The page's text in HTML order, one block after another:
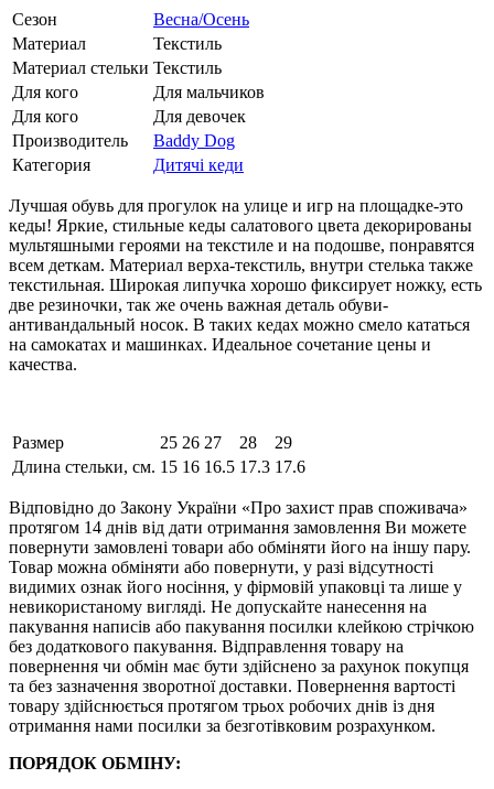
Сезон
Весна/Осень
Материал
Текстиль
Материал стельки Текстиль
Для кого
Для мальчиков
Для кого
Для девочек
Производитель
Baddy Dog
Категория
Дитячі кеди
Лучшая обувь для прогулок на улице и игр на площадке-это
кеды! Яркие, стильные кеды салатового цвета декорированы
мультяшными героями на текстиле и на подошве, понравятся
всем деткам. Материал верха-текстиль, внутри стелька также
текстильная. Широкая липучка хорошо фиксирует ножку, есть
две резиночки, так же очень важная деталь обуви-
антивандальный носок. В таких кедах можно смело кататься
на самокатах и машинках. Идеальное сочетание цены и
качества.
Размер 25 26 27 28
29
Длина стельки, см. 15 16 16.5 17.3 17.6
Відповідно до Закону України «Про захист прав споживача»
протягом 14 днів від дати отримання замовлення Ви можете
повернути замовлені товари або обміняти його на іншу пару.
Товар можна обміняти або повернути, у разі відсутності
видимих ​​ознак його носіння, у фірмовій упаковці та лише у
невикористаному вигляді. Не допускайте нанесення на
пакування написів або пакування посилки клейкою стрічкою
без додаткового пакування. Відправлення товару на
повернення чи обмін має бути здійснено за рахунок покупця
та без зазначення зворотної доставки. Повернення вартості
товару здійснюється протягом трьох робочих днів із дня
отримання нами посилки за безготівковим розрахунком.
ПОРЯДОК ОБМІНУ: